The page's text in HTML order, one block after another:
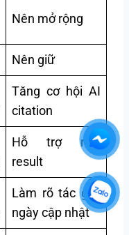
Nên mở rộng
Nên giữ
Tăng cơ hội AI
citation
Hỗ trợ rich
result
Làm rõ tác giả,
ngày cập nhật